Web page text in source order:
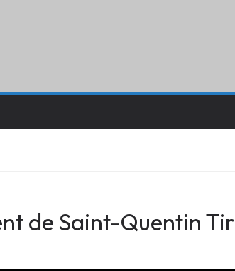
de Saint-Quentin Tir